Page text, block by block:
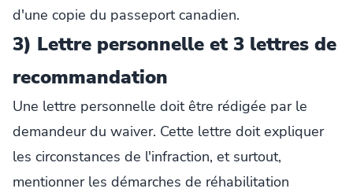
d'une copie du passeport canadien.
3) Lettre personnelle et 3 lettres de
recommandation
Une lettre personnelle doit être rédigée par le
demandeur du waiver. Cette lettre doit expliquer
les circonstances de l'infraction, et surtout,
mentionner les démarches de réhabilitation